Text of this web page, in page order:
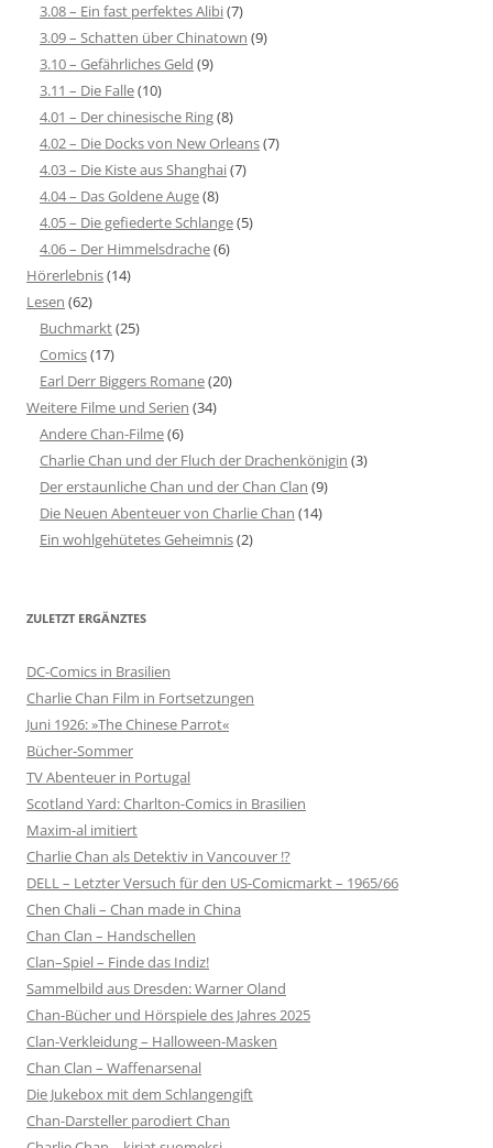
3.08 – Ein fast perfektes Alibi(7)
3.09 – Schatten über Chinatown (9)
3.10 – Gefährliches Geld (9)
3.11 – Die Falle(10)
4.01 – Der chinesische Ring(8)
4.02 – Die Docks von New Orleans(7)
4.03 – Die Kiste aus Shanghai(7)
4.04 – Das Goldene Auge(8)
4.05 – Die gefiederte Schlange(5)
4.06 – Der Himmelsdrache(6)
Hörerlebnis(14)
Lesen (62)
Buchmarkt(25)
Comics(17)
Earl Derr Biggers Romane(20)
Weitere Filme und Serien (34)
Andere Chan-Filme(6)
Charlie Chan und der Fluch der Drachenkönigin (3)
Der erstaunliche Chan und der Chan Clan (9)
Die Neuen Abenteuer von Charlie Chan (14)
Ein wohlgehütetes Geheimnis(2)
ZULETZT ERGÄNZTES
DC-Comics in Brasilien
Charlie Chan Film in Fortsetzungen
Juni 1926: »The Chinese Parrot«
Bücher-Sommer
TV Abenteuer in Portugal
Scotland Yard: Charlton-Comics in Brasilien
Maxim-al imitiert
Charlie Chan als Detektiv in Vancouver !?
DELL – Letzter Versuch für den US-Comicmarkt – 1965/66
Chen Chali – Chan made in China
Chan Clan – Handschellen
Clan–Spiel – Finde das Indiz!
Sammelbild aus Dresden: Warner Oland
Chan-Bücher und Hörspiele des Jahres 2025
Clan-Verkleidung – Halloween-Masken
Chan Clan – Waffenarsenal
Die Jukebox mit dem Schlangengift
Chan-Darsteller parodiert Chan